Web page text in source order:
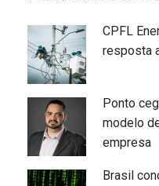
CPFL
resposta
Ponto
modelo
empresa
Brasil